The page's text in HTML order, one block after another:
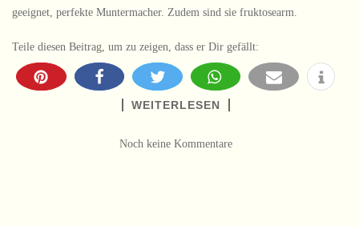
geeignet, perfekte Muntermacher. Zudem sind sie fruktosearm.
Teile diesen Beitrag, um zu zeigen, dass er Dir gefällt:
WEITERLESEN
Noch keine Kommentare